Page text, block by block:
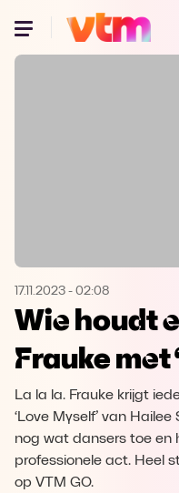
Oeps,
Microsoft
Opera
17.11.2023 - 02:08
Wie houdt
Frauke met
La la la. Frauke krijgt
‘Love Myself’ van
nog wat dansers toe en
professionele act. Heel
op VTM GO.